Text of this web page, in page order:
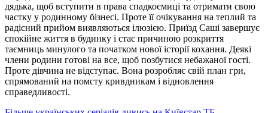
дядька, щоб вступити в права спадкоємиці та отримати свою
частку у родинному бізнесі. Проте її очікування на теплий та
радісний прийом виявляються ілюзією. Приїзд Саші завершує
спокійне життя в будинку і стає причиною розкриття
таємниць минулого та початком нової історії кохання. Деякі
члени родини готові на все, щоб позбутися небажаної гості.
Проте дівчина не відступає. Вона розробляє свій план гри,
спрямований на помсту кривдникам і відновлення
справедливості.